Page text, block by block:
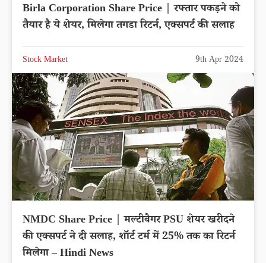
Birla Corporation Share Price | रफ्तार पकड़ने को
तैयार है ये शेयर, मिलेगा तगडा रिटर्न, एक्सपर्ट की सलाह
Stock Market 9th Apr 2024
NMDC Share Price | मल्टीबैगर PSU शेयर खरीदने
की एक्सपर्ट ने दी सलाह, शॉर्ट टर्म में 25% तक का रिटर्न
मिलेगा – Hindi News